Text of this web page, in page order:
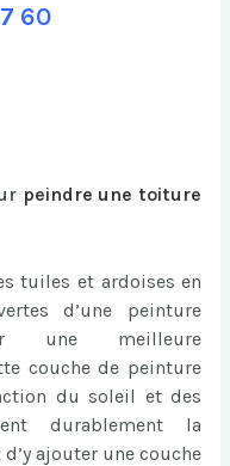
60
peindre une toiture
tuiles et ardoises en
d’une peinture
une meilleure
couche de peinture
du soleil et des
durablement la
ajouter une couche